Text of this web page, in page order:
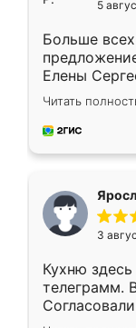
5
Больше
Елены
короткие
для замера
предложил
Читать
3
Кухню
телеграмм.
недели